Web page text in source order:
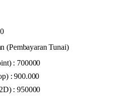
(Pembayaran Tunai)
: 700000
: 900.000
: 950000